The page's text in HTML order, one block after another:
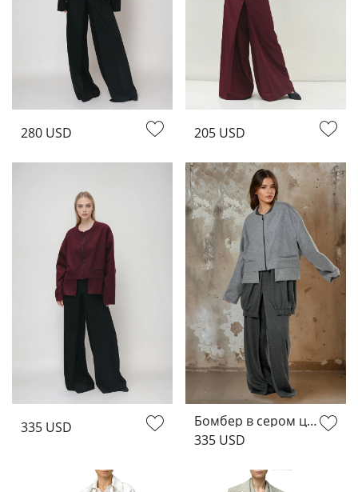
280 USD 205 USD
335 USD
Бомбер в сером цвете
335 USD